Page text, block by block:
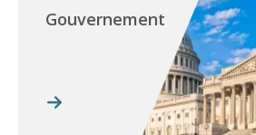
Gouvernement